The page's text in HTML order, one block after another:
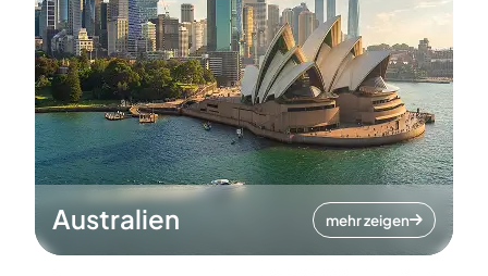
Australien mehr zeigen